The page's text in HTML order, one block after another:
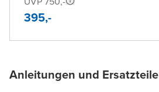
395,-
Anleitungen und Ersatzteile